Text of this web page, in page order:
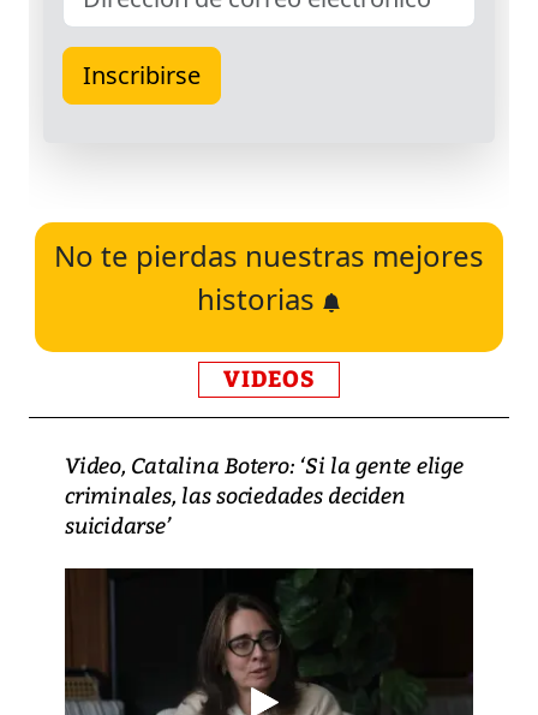
No te pierdas nuestras mejores
historias
VIDEOS
Video, Catalina Botero: ‘Si la gente elige
criminales, las sociedades deciden
suicidarse’